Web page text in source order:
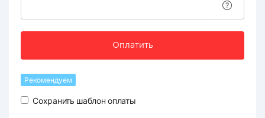
Оплатить
Рекомендуем
Сохранить шаблон оплаты